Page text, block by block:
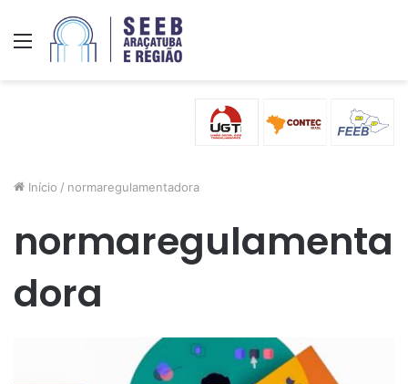
Menu
Início / normaregulamentadora
normaregulamenta
dora